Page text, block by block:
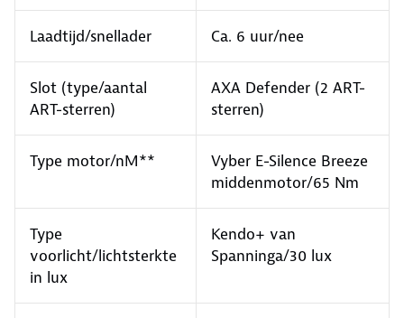
Laadtijd/snellader Ca. 6 uur/nee
Slot (type/aantal
ART-sterren)
AXA Defender (2 ART-
sterren)
Type motor/nM**
Vyber E-Silence Breeze
middenmotor/65 Nm
Type
voorlicht/lichtsterkte
in lux
Kendo+ van
Spanninga/30 lux